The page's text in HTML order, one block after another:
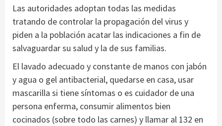
Las autoridades adoptan todas las medidas
tratando de controlar la propagación del virus y
piden a la población acatar las indicaciones a fin de
salvaguardar su salud y la de sus familias.
El lavado adecuado y constante de manos con jabón
y agua o gel antibacterial, quedarse en casa, usar
mascarilla si tiene síntomas o es cuidador de una
persona enferma, consumir alimentos bien
cocinados (sobre todo las carnes) y llamar al 132 en